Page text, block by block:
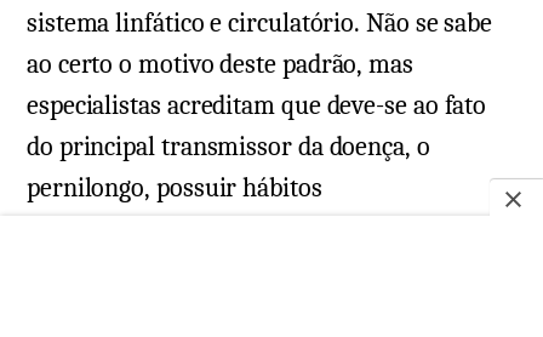
sistema linfático e circulatório. Não se sabe
ao certo o motivo deste padrão, mas
especialistas acreditam que deve-se ao fato
do principal transmissor da doença, o
pernilongo, possuir hábitos